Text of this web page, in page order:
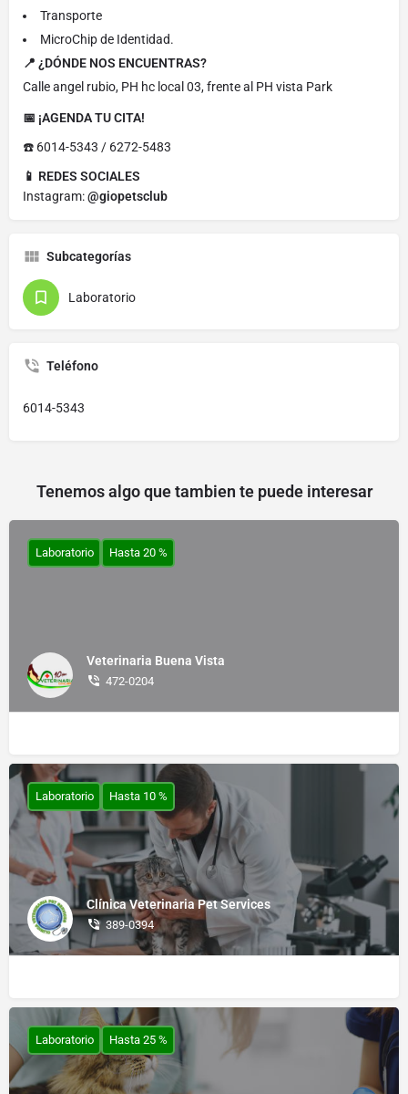
Transporte
MicroChip de Identidad.
📍 ¿DÓNDE NOS ENCUENTRAS?
Calle angel rubio, PH hc local 03, frente al PH vista Park
📅 ¡AGENDA TU CITA!
☎️ 6014-5343 / 6272-5483
📱 REDES SOCIALES
Instagram:@giopetsclub
Subcategorías
Laboratorio
Teléfono
6014-5343
Tenemos algo que tambien te puede interesar
Veterinaria Buena Vista
472-0204
Laboratorio Hasta 20 %
Clínica Veterinaria Pet Services
389-0394
Laboratorio Hasta 10 %
Laboratorio Hasta 25 %